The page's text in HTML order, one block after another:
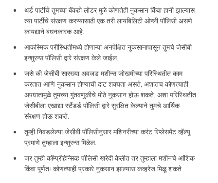
थर्ड पार्टीचे तुमच्या बॅकहो लोडर मुळे कोणतेही नुकसान किंवा हानी झाल्यास
त्या पार्टीचे संरक्षण करण्यासाठी एक तरी लायबिलिटी ओन्ली पॉलिसी असणे
कायद्याने बंधनकारक आहे.
आकस्मिक परीस्थितीमध्ये होणाऱ्या अनपेक्षित नुकसानापासून तुमचे जेसीबी
इन्शुरन्स पॉलिसी द्वारे संरक्षण केले जाईल.
जसे की जेसीबी सारख्या अवजड मशीन्स जोखमीच्या परिस्थितीत काम
करतात आणि नुकसान होण्याची दाट शक्यता असते, अशातच कोणत्याही
अपघातामुळे तुमच्या गुंतवणुकीचे मोठे नुकसान होऊ शकते. अशा परिस्थितीत
जेसीबीला एखाद्या स्टँडर्ड पॉलिसी द्वारे सुरक्षित केल्याने तुमचे आर्थिक
संरक्षण होऊ शकते.
तूम्ही निवडलेल्या जेसीबी पॉलिसीनुसार मशिनरीच्या करंट रिप्लेसमेंट व्हॅल्यू
प्रमाणे तुम्हाला इन्शुरन्स मिळेल.
जर तुम्ही कॉम्प्रीहेन्सिव्ह पॉलिसी खरेदी केलीत तर तुम्हाला मशीनचे आंशिक
किंवा पूर्णतः कोणत्याही प्रकारे नुकसान झाल्यास कव्हरेज मिळू शकते.